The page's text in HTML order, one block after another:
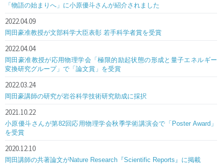
「物語の始まりへ」に小原優斗さんが紹介されました
2022.04.09
岡田豪准教授が文部科学大臣表彰 若手科学者賞を受賞
2022.04.04
岡田豪准教授が応用物理学会「極限的励起状態の形成と量子エネルギー
変換研究グループ」で「論文賞」を受賞
2022.03.24
岡田豪講師の研究が岩谷科学技術研究助成に採択
2021.10.22
小原優斗さんが第82回応用物理学会秋季学術講演会で「Poster Award」
を受賞
2020.12.10
岡田講師の共著論文がNature Research『Scientific Reports』に掲載